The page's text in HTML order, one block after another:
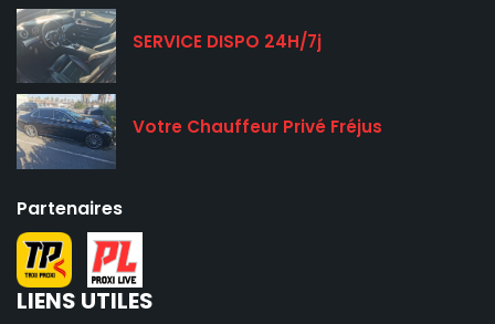
SERVICE DISPO 24H/7j
Votre Chauffeur Privé Fréjus
Partenaires
LIENS UTILES